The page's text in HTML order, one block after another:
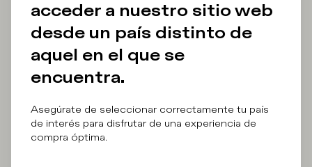
Dirección e-mail
¡REGÍSTRAME!
acceder a nuestro sitio web
desde un país distinto de
aquel en el que se
encuentra.
Asegúrate de seleccionar correctamente tu país
de interés para disfrutar de una experiencia de
compra óptima.